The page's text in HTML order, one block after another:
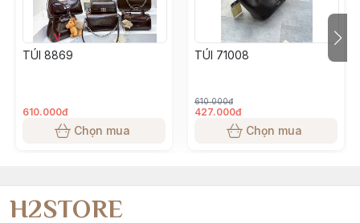
TÚI 8869
610.000đ
Chọn mua
TÚI 71008
610.000đ
427.000đ
Chọn mua
H2STORE